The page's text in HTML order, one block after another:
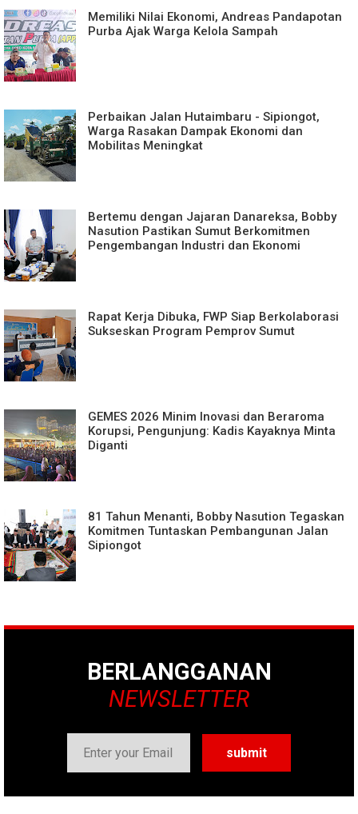
Memiliki Nilai Ekonomi, Andreas Pandapotan
Purba Ajak Warga Kelola Sampah
Perbaikan Jalan Hutaimbaru - Sipiongot,
Warga Rasakan Dampak Ekonomi dan
Mobilitas Meningkat
Bertemu dengan Jajaran Danareksa, Bobby
Nasution Pastikan Sumut Berkomitmen
Pengembangan Industri dan Ekonomi
Rapat Kerja Dibuka, FWP Siap Berkolaborasi
Sukseskan Program Pemprov Sumut
GEMES 2026 Minim Inovasi dan Beraroma
Korupsi, Pengunjung: Kadis Kayaknya Minta
Diganti
81 Tahun Menanti, Bobby Nasution Tegaskan
Komitmen Tuntaskan Pembangunan Jalan
Sipiongot
BERLANGGANAN
NEWSLETTER